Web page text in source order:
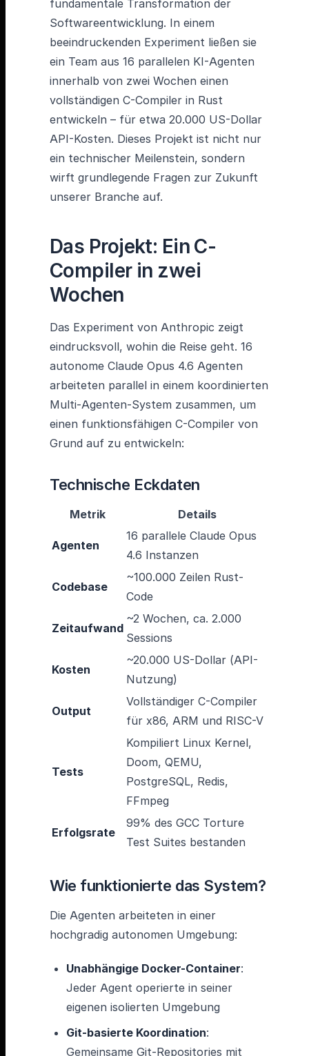
fundamentale Transformation der
Softwareentwicklung. In einem
beeindruckenden Experiment ließen sie
ein Team aus 16 parallelen KI-Agenten
innerhalb von zwei Wochen einen
vollständigen C-Compiler in Rust
entwickeln – für etwa 20.000 US-Dollar
API-Kosten. Dieses Projekt ist nicht nur
ein technischer Meilenstein, sondern
wirft grundlegende Fragen zur Zukunft
unserer Branche auf.
Das Projekt: Ein C-
Compiler in zwei
Wochen
Das Experiment von Anthropic zeigt
eindrucksvoll, wohin die Reise geht. 16
autonome Claude Opus 4.6 Agenten
arbeiteten parallel in einem koordinierten
Multi-Agenten-System zusammen, um
einen funktionsfähigen C-Compiler von
Grund auf zu entwickeln:
Technische Eckdaten
Metrik Details
Agenten
16 parallele Claude Opus
4.6 Instanzen
Codebase
~100.000 Zeilen Rust-
Code
Zeitaufwand
~2 Wochen, ca. 2.000
Sessions
Kosten
~20.000 US-Dollar (API-
Nutzung)
Output
Vollständiger C-Compiler
für x86, ARM und RISC-V
Tests
Kompiliert Linux Kernel,
Doom, QEMU,
PostgreSQL, Redis,
FFmpeg
Erfolgsrate
99% des GCC Torture
Test Suites bestanden
Wie funktionierte das System?
Die Agenten arbeiteten in einer
hochgradig autonomen Umgebung:
Unabhängige Docker-Container:
Jeder Agent operierte in seiner
eigenen isolierten Umgebung
Git-basierte Koordination:
Gemeinsame Git-Repositories mit